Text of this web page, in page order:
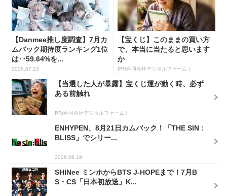
【Danmee推し度調査】7月カ
ムバック期待度ランキング1位
は･･59.64%を...
2026.07.23
【宝くじ】このままの買い方
で、本当に当たると思います
か
PR(合同会社デジタルファーム )
【当選した人が暴露】宝くじ運が動く時、必ず
ある前触れ
PR(合同会社デジタルファーム )
ENHYPEN、8月21日カムバック！「THE SIN :
BLISS」でシリー...
2026.06.19
SHINee ミンホからBTS J-HOPEまで！7月B
S・CS「日本初放送」K...